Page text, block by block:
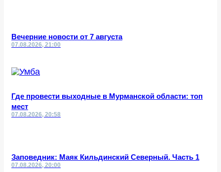
Вечерние новости от 7 августа
07.08.2026, 21:00
Где провести выходные в Мурманской области: топ
мест
07.08.2026, 20:58
Заповедник: Маяк Кильдинский Северный. Часть 1
07.08.2026, 20:00